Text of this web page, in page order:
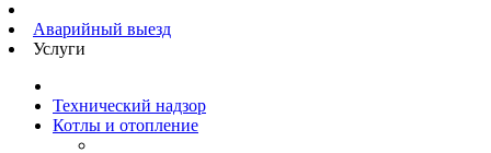
Аварийный выезд
Услуги
Технический надзор
Котлы и отопление